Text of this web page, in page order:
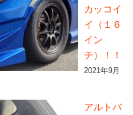
カッコイ
イ（１６
イン
チ）！！
2021年9月
アルトバ